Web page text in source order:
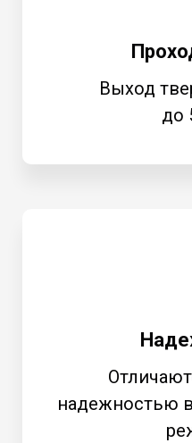
Выход
до
надежностью